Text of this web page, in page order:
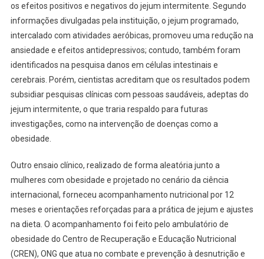
os efeitos positivos e negativos do jejum intermitente. Segundo
informações divulgadas pela instituição, o jejum programado,
intercalado com atividades aeróbicas, promoveu uma redução na
ansiedade e efeitos antidepressivos; contudo, também foram
identificados na pesquisa danos em células intestinais e
cerebrais. Porém, cientistas acreditam que os resultados podem
subsidiar pesquisas clínicas com pessoas saudáveis, adeptas do
jejum intermitente, o que traria respaldo para futuras
investigações, como na intervenção de doenças como a
obesidade.
Outro ensaio clínico, realizado de forma aleatória junto a
mulheres com obesidade e projetado no cenário da ciência
internacional, forneceu acompanhamento nutricional por 12
meses e orientações reforçadas para a prática de jejum e ajustes
na dieta. O acompanhamento foi feito pelo ambulatório de
obesidade do Centro de Recuperação e Educação Nutricional
(CREN), ONG que atua no combate e prevenção à desnutrição e